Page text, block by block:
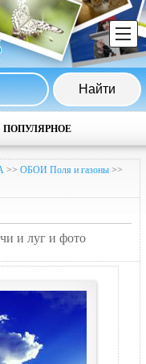
ПОПУЛЯРНОЕ
>> ОБОИ Поля и газоны >>
и луг и фото